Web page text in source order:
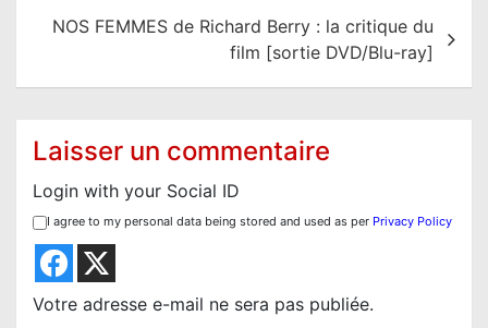
t
d
NOS FEMMES de Richard Berry : la critique du
film [sortie DVD/Blu-ray]
Laisser un commentaire
Login with your Social ID
I agree to my personal data being stored and used as per Privacy Policy
Votre adresse e-mail ne sera pas publiée.